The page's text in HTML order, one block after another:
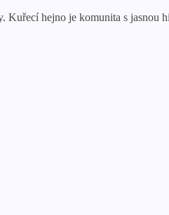
Kuřecí hejno je komunita s jasnou